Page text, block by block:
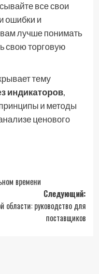
все свои
ошибки и
лучше понимать
свою торговую
тему
индикаторов,
и методы
ценового
времени
Следующий:
области: руководство для
поставщиков